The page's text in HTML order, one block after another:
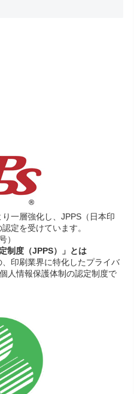
一層強化し、JPPS（日本印
定を受けています。
）
制度（JPPS）」とは
印刷業界に特化したプライバ
人情報保護体制の認定制度で